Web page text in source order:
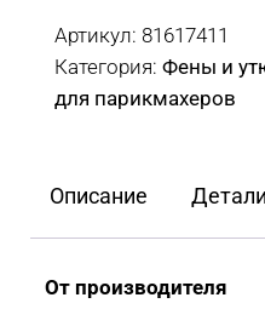
для
выпрямления
Артикул: 81617411
Категория: Фены и
для парикмахеров
Описание Детали
От производителя